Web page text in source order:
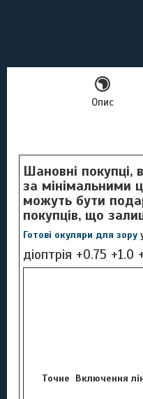
Опис
Шановні покупці,
за мінімальними
можуть бути
покупців, що
Готові окуляри для зору
діоптрія +0.75
Точне Включення